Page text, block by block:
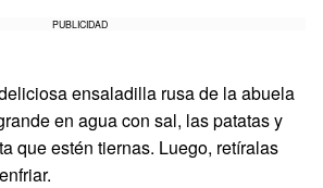
PUBLICIDAD
ensaladilla rusa de la abuela
en agua con sal, las patatas y
que estén tiernas. Luego, retíralas